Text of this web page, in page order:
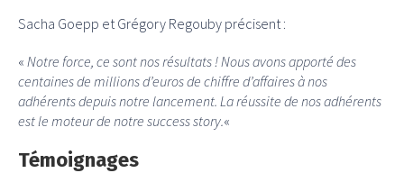
Sacha Goepp et Grégory Regouby précisent :
« Notre force, ce sont nos résultats ! Nous avons apporté des
centaines de millions d’euros de chiffre d’affaires à nos
adhérents depuis notre lancement. La réussite de nos adhérents
est le moteur de notre success story.«
Témoignages